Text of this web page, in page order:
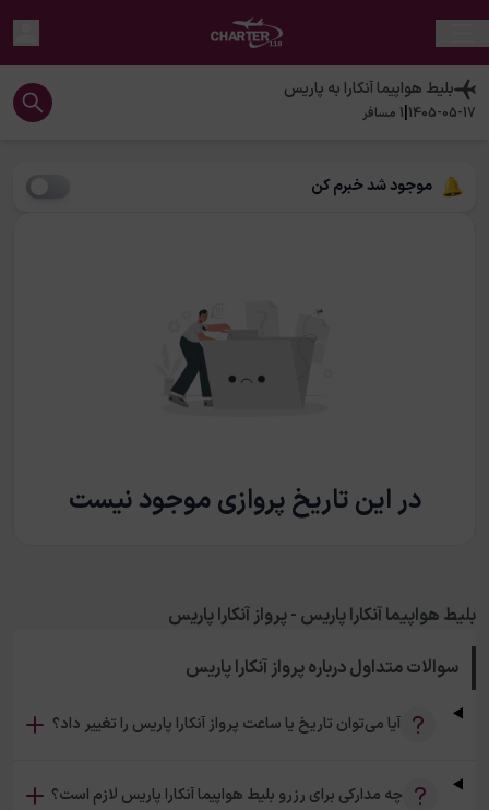
بلیط هواپیماآنکارا به پاریس
1405-05-17
|
1 مسافر
موجود شد خبرم کن
در این تاریخ پروازی موجود نیست
بلیط هواپیما آنکارا پاریس - پرواز آنکارا پاریس
سوالات متداول دربارهپرواز آنکارا پاریس
آیا می‌توان تاریخ یا ساعت پرواز آنکارا پاریس را تغییر داد؟
چه مدارکی برای رزرو بلیط هواپیما آنکارا پاریس لازم است؟